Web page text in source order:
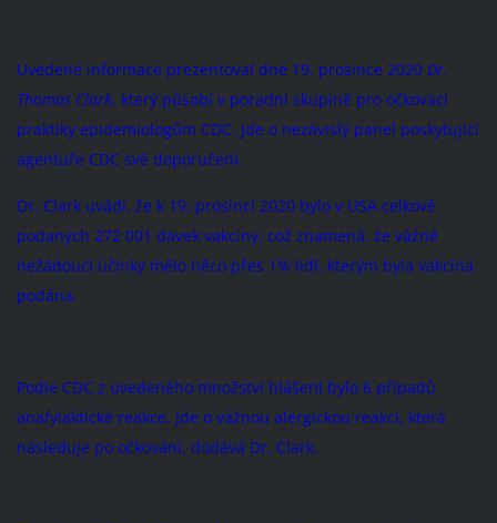
Uvedené informace prezentoval dne 19. prosince 2020 Dr.
Thomas Clark, který působí v poradní skupině pro očkovací
praktiky epidemiologům CDC. Jde o nezávislý panel poskytující
agentuře CDC své doporučení.
Dr. Clark uvádí, že k 19. prosinci 2020 bylo v USA celkově
podaných 272 001 dávek vakcíny, což znamená, že vážné
nežádoucí účinky mělo něco přes 1% lidí, kterým byla vakcína
podána.
Podle CDC z uvedeného množství hlášení bylo 6 případů
anafylaktické reakce. Jde o vážnou alergickou reakci, která
následuje po očkování, dodává Dr. Clark.